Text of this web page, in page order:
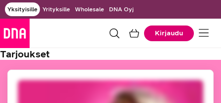
Yksityisille Yrityksille Wholesale DNA Oyj
Kirjaudu
Tarjoukset